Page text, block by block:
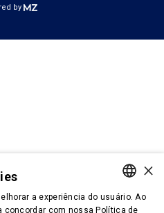
by
PORTUGUESE
×
a experiência do usuário. Ao
com nossa Política de